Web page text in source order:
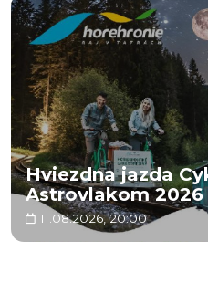
Hviezdna jazda
Astrovlakom 2026
11.08.2026, 20:00